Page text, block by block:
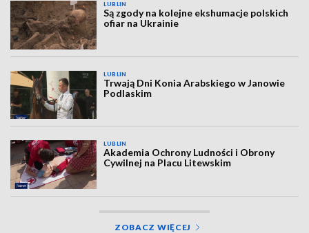
LUBLIN
Są zgody na kolejne ekshumacje polskich
ofiar na Ukrainie
LUBLIN
Trwają Dni Konia Arabskiego w Janowie
Podlaskim
LUBLIN
Akademia Ochrony Ludności i Obrony
Cywilnej na Placu Litewskim
ZOBACZ WIĘCEJ